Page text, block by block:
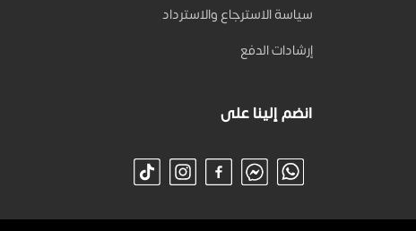
سياسة الاسترجاع والاسترداد
إرشادات الدفع
انضم إلينا على